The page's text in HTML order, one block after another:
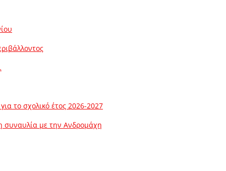
το σχολικό έτος 2026-2027
συναυλία με την Ανδρομάχη